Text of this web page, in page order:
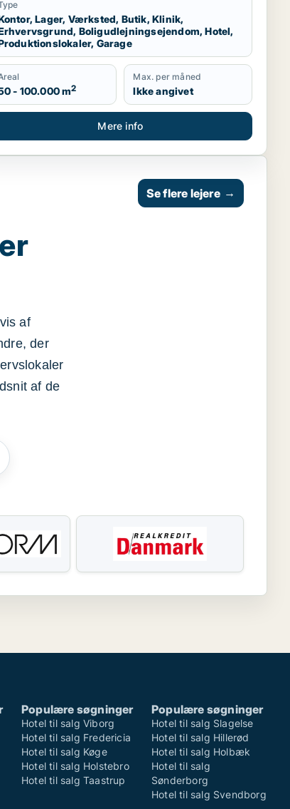
Lager, Værksted, Butik, Klinik,
Boligudlejningsejendom, Hotel,
Garage
- 100.000 m2
Max. per måned
Ikke angivet
Mere info
af
der
af de
Se flere lejere →
Populære søgninger
Hotel til salg Viborg
Hotel til salg Fredericia
Hotel til salg Køge
Hotel til salg Holstebro
Hotel til salg Taastrup
Populære søgninger
Hotel til salg Slagelse
Hotel til salg Hillerød
Hotel til salg Holbæk
Hotel til salg
Sønderborg
Hotel til salg Svendborg